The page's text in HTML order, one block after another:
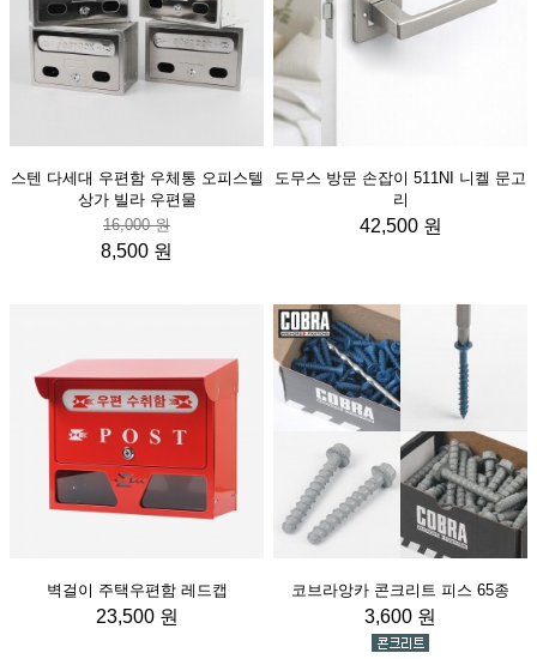
스텐 다세대 우편함 우체통 오피스텔
상가 빌라 우편물
16,000 원
8,500 원
도무스 방문 손잡이 511NI 니켈 문고
리
42,500 원
벽걸이 주택우편함 레드캡
23,500 원
코브라앙카 콘크리트 피스 65종
3,600 원